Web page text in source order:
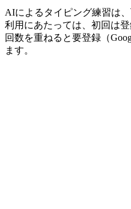
AIによるタイピング練習は、
利用にあたっては、初回は
回数を重ねると要登録（
ます。